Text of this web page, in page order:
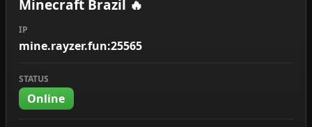
Minecraft Brazil 🔥
IP
mine.rayzer.fun:25565
STATUS
Online